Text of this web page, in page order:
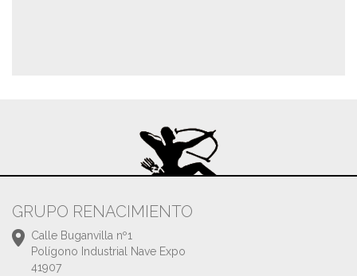
GRUPO RENACIMIENTO
Calle Buganvilla nº1
Polígono Industrial Nave Expo
41907